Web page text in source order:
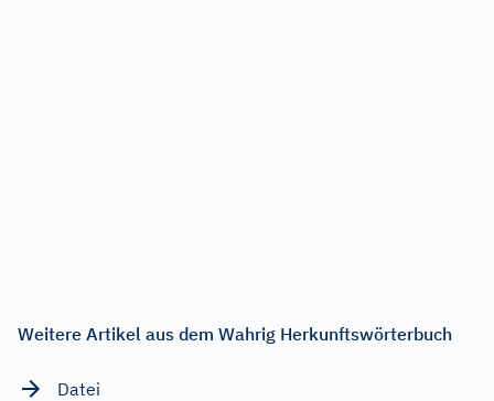
Weitere Artikel aus dem Wahrig Herkunftswörterbuch
Datei